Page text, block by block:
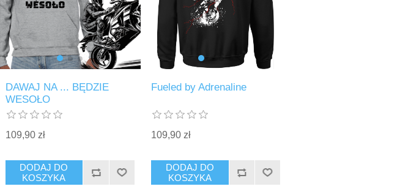
DAWAJ NA ... BĘDZIE
WESOŁO
109,90 zł
DODAJ DO
KOSZYKA
Fueled by Adrenaline
109,90 zł
DODAJ DO
KOSZYKA